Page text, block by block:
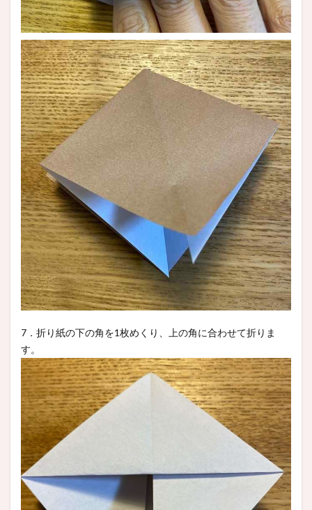
7．折り紙の下の角を1枚めくり、上の角に合わせて折りま
す。